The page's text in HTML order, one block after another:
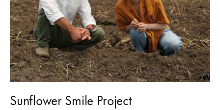
Sunflower Smile Project